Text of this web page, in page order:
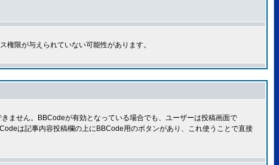
限が与えられていない可能性があります。
ません。BBCodeが有効となっている場合でも、ユーザーは投稿画面で
は記事内容投稿欄の上にBBCode用のボタンがあり、これ使うことで直接